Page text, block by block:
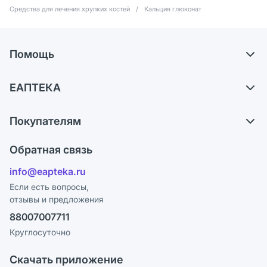
Средства для лечения хрупких костей
/ Кальция глюконат
Помощь
Обмен и возврат
Блог
ЕАПТЕКА
Карьера
Поставщики
Лицензия
Реклама на сайте
Ваши товары на ЕАПТЕКЕ
Покупателям
Программа СберСпасибо
Политика конфиденциальности
Пользовательское соглашение
Политика рекомендаций
Этика и соответствие
Обратная связь
info@eapteka.ru
Если есть вопросы,
отзывы и предложения
88007007711
Круглосуточно
Скачать приложение